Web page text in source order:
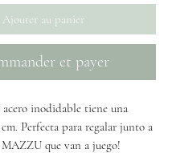
Ajouter au panier
et payer
acero inodidable tiene una
Perfecta para regalar junto a
que van a juego!